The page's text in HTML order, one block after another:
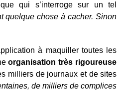
qui s’interroge sur un tel
quelque chose à cacher. Sinon
à maquiller toutes les
organisation très rigoureuse
milliers de journaux et de sites
de milliers de complices